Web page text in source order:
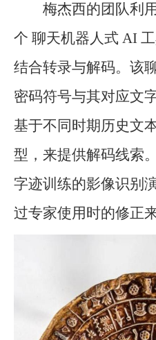
梅杰西的团队利
个 聊天机器人式 AI
结合转录与解码。该
密码符号与其对应文
基于不同时期历史文
型，来提供解码线索
字迹训练的影像识别
过专家使用时的修正